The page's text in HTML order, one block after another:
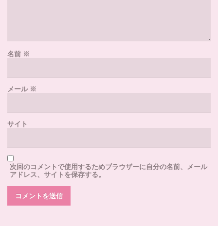
名前 ※
メール※
サイト
次回のコメントで使用するためブラウザーに自分の名前、メール
アドレス、サイトを保存する。